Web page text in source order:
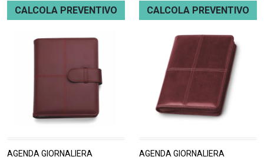
CALCOLA PREVENTIVO CALCOLA PREVENTIVO
AGENDA GIORNALIERA
AGENDA GIORNALIERA